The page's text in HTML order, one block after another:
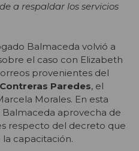
a respaldar los servicios
Balmaceda volvió a
el caso con Elizabeth
provenientes del
Paredes, el
Morales. En esta
aprovecha de
respecto del decreto que
capacitación.